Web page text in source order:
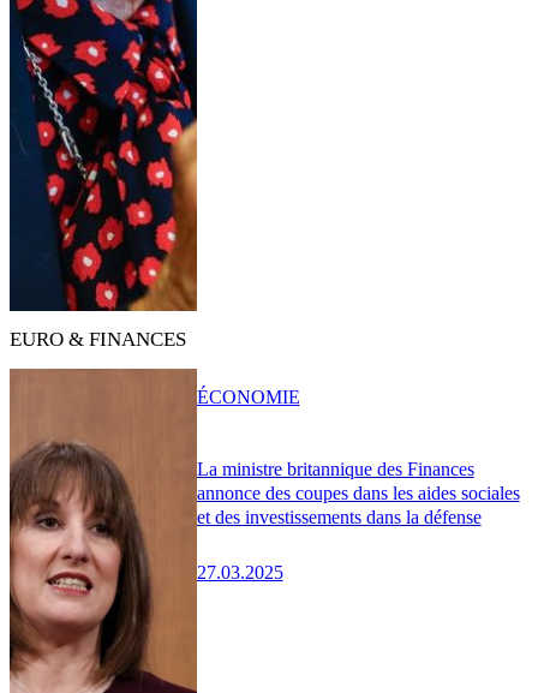
EURO & FINANCES
La ministre britannique des Finances
annonce des coupes dans les aides sociales
et des investissements dans la défense
27.03.2025
ÉCONOMIE